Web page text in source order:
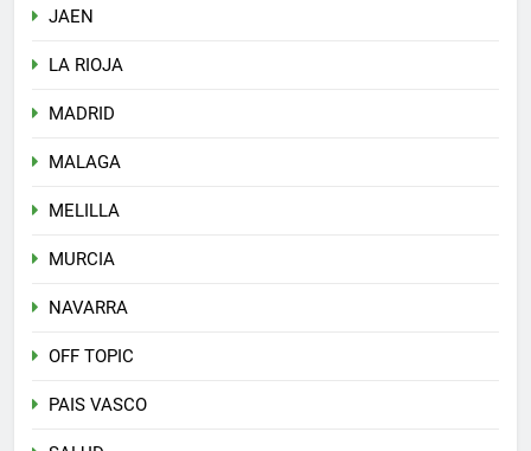
JAEN
LA RIOJA
MADRID
MALAGA
MELILLA
MURCIA
NAVARRA
OFF TOPIC
PAIS VASCO